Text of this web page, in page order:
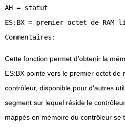
AH = statut
ES:BX = premier octet de
Cette fonction permet d'obtenir la
ES:BX pointe vers le premier octet de
contrôleur, disponible pour d'autres
segment sur lequel réside le
mappés en mémoire du contrôleur se